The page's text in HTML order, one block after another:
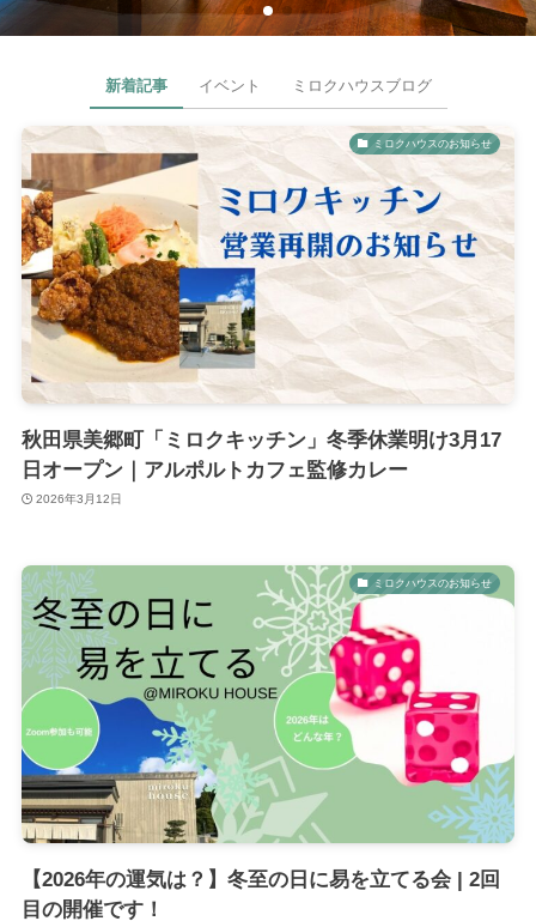
新着記事 イベント ミロクハウスブログ
ミロクハウスのお知らせ
秋田県美郷町「ミロクキッチン」冬季休業明け3月17
日オープン｜アルポルトカフェ監修カレー
2026年3月12日
ミロクハウスのお知らせ
【2026年の運気は？】冬至の日に易を立てる会 | 2回
目の開催です！